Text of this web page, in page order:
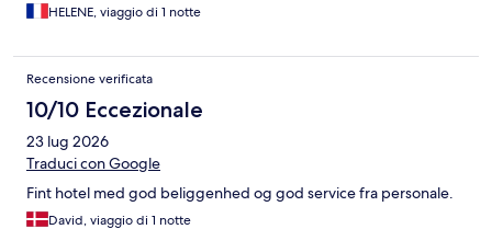
HELENE, viaggio di 1 notte
Recensione verificata
10/10 Eccezionale
23 lug 2026
Traduci con Google
Fint hotel med god beliggenhed og god service fra personale.
David, viaggio di 1 notte